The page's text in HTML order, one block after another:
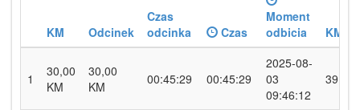
KM Odcinek
Czas
odcinka
Czas
Moment
odbicia
KM/H
1
30,00
KM
30,00
KM
00:45:29 00:45:29
2025-08-
03
09:46:12
39.6